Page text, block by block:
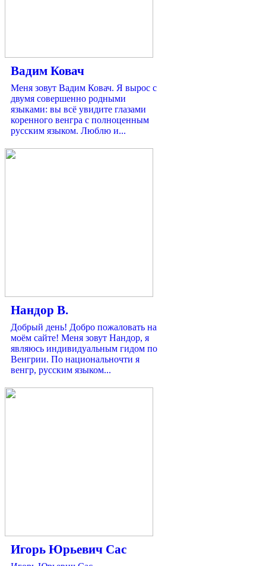
Вадим Ковач
Меня зовут Вадим Ковач. Я вырос с
двумя совершенно родными
языками: вы всё увидите глазами
коренного венгра с полноценным
русским языком. Люблю и...
Нандор В.
Добрый день! Добро пожаловать на
моём сайте! Меня зовут Нандор, я
являюсь индивидуальным гидом по
Венгрии. По национальночти я
венгр, русским языком...
Игорь Юрьевич Сас